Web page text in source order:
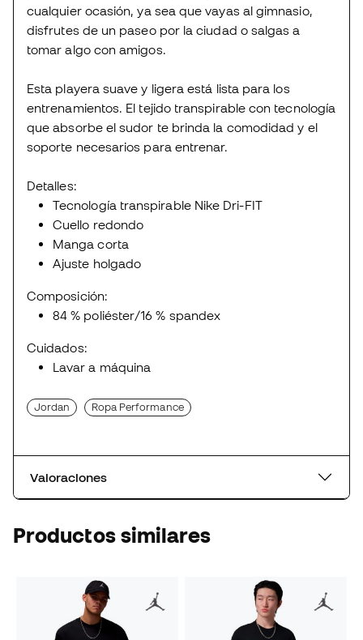
cualquier ocasión, ya sea que vayas al gimnasio,
disfrutes de un paseo por la ciudad o salgas a
tomar algo con amigos.
Esta playera suave y ligera está lista para los
entrenamientos. El tejido transpirable con tecnología
que absorbe el sudor te brinda la comodidad y el
soporte necesarios para entrenar.
Detalles:
Tecnología transpirable Nike Dri-FIT
Cuello redondo
Manga corta
Ajuste holgado
Composición:
84 % poliéster/16 % spandex
Cuidados:
Lavar a máquina
Jordan Ropa Performance
Valoraciones
Productos similares